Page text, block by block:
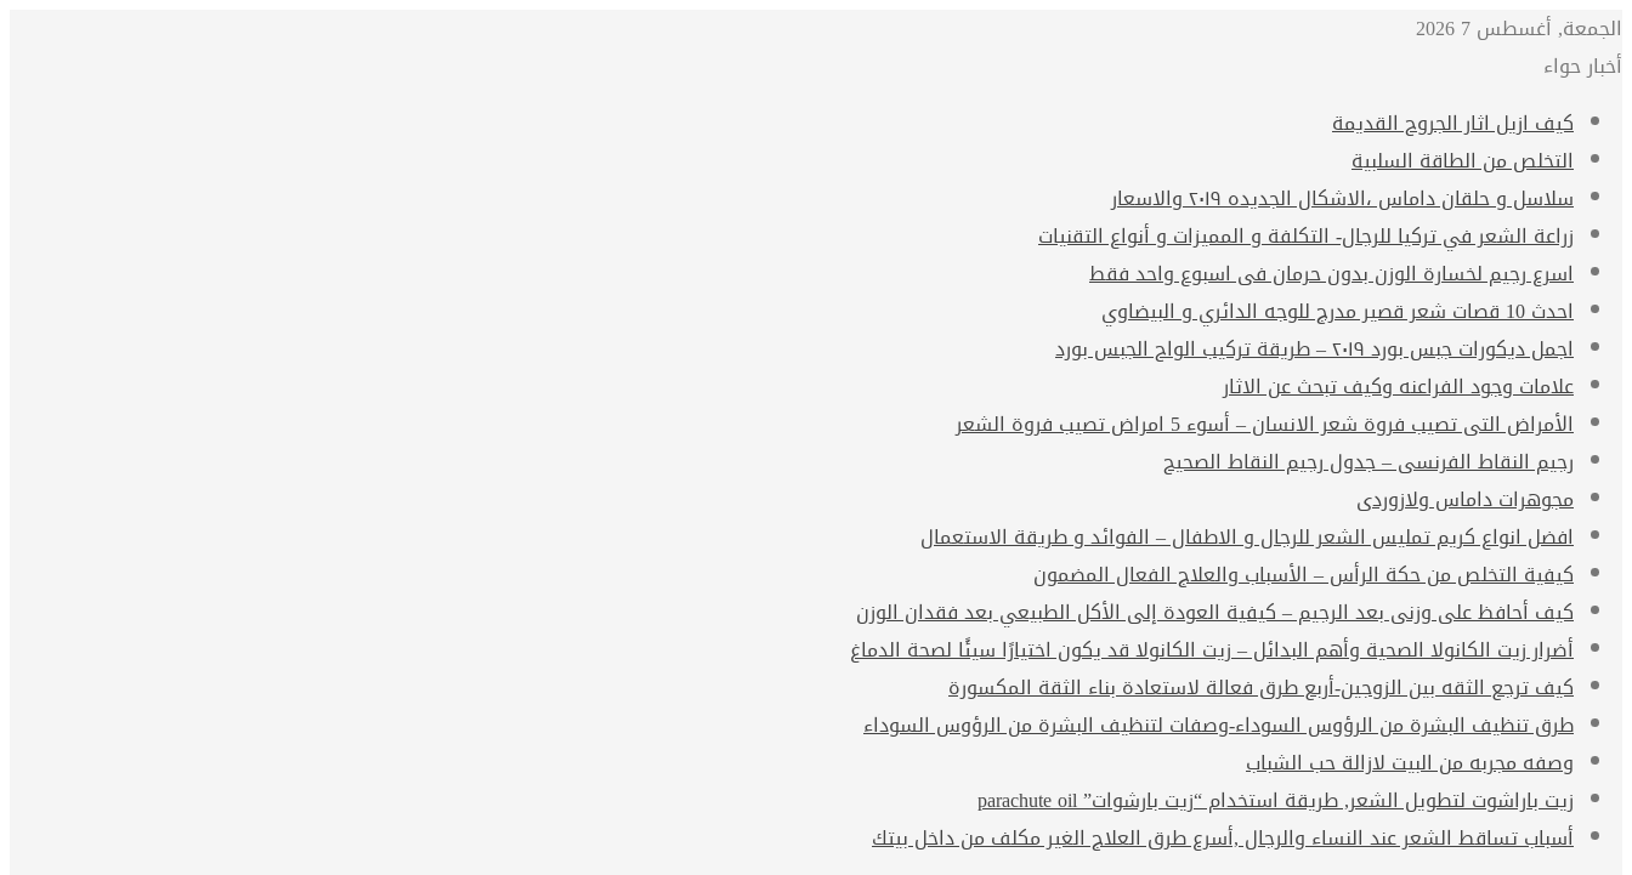
الجمعة, أغسطس 7 2026
أخبار حواء
كيف ازيل اثار الجروح القديمة
التخلص من الطاقة السلبية
سلاسل و حلقان داماس ،الاشكال الجديده ٢٠١٩ والاسعار
زراعة الشعر في تركيا للرجال- التكلفة و المميزات و أنواع التقنيات
اسرع رجيم لخسارة الوزن بدون حرمان فى اسبوع واحد فقط
احدث 10 قصات شعر قصير مدرج للوجه الدائري و البيضاوي
اجمل ديكورات جبس بورد ٢٠١٩ – طريقة تركيب الواح الجبس بورد
علامات وجود الفراعنه وكيف تبحث عن الاثار
الأمراض التى تصيب فروة شعر الانسان – أسوء 5 امراض تصيب فروة الشعر
رجيم النقاط الفرنسى – جدول رجيم النقاط الصحيح
مجوهرات داماس ولازوردى
افضل انواع كريم تمليس الشعر للرجال و الاطفال – الفوائد و طريقة الاستعمال
كيفية التخلص من حكة الرأس – الأسباب والعلاج الفعال المضمون
كيف أحافظ على وزنى بعد الرجيم – كيفية العودة إلى الأكل الطبيعي بعد فقدان الوزن
أضرار زيت الكانولا الصحية وأهم البدائل – زيت الكانولا قد يكون اختيارًا سيئًا لصحة الدماغ
كيف ترجع الثقه بين الزوجين-أربع طرق فعالة لاستعادة بناء الثقة المكسورة
طرق تنظيف البشرة من الرؤوس السوداء-وصفات لتنظيف البشرة من الرؤوس السوداء
وصفه مجربه من البيت لازالة حب الشباب
زيت باراشوت لتطويل الشعر, طريقة استخدام “زيت بارشوات” parachute oil
أسباب تساقط الشعر عند النساء والرجال ,أسرع طرق العلاج الغير مكلف من داخل بيتك